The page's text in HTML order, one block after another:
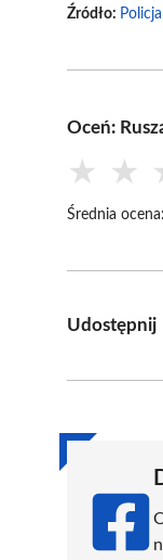
Źródło:
Oceń:
★ ★
Średnia ocena:
Udostępnij